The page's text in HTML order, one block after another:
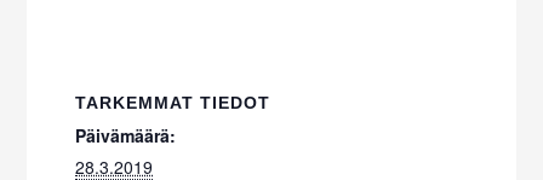
TARKEMMAT TIEDOT
Päivämäärä:
28.3.2019